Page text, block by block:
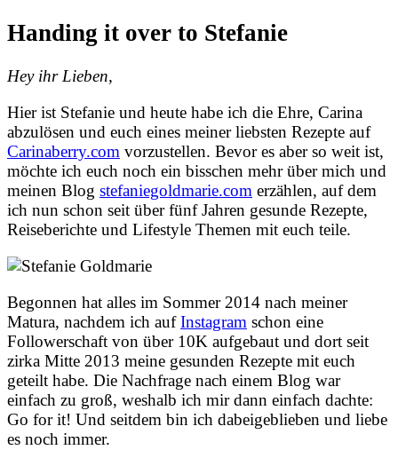
Handing it over to Stefanie
Hey ihr Lieben,
Hier ist Stefanie und heute habe ich die Ehre, Carina
abzulösen und euch eines meiner liebsten Rezepte auf
Carinaberry.com vorzustellen. Bevor es aber so weit ist,
möchte ich euch noch ein bisschen mehr über mich und
meinen Blog stefaniegoldmarie.com erzählen, auf dem
ich nun schon seit über fünf Jahren gesunde Rezepte,
Reiseberichte und Lifestyle Themen mit euch teile.
Begonnen hat alles im Sommer 2014 nach meiner
Matura, nachdem ich aufInstagram schon eine
Followerschaft von über 10K aufgebaut und dort seit
zirka Mitte 2013 meine gesunden Rezepte mit euch
geteilt habe. Die Nachfrage nach einem Blog war
einfach zu groß, weshalb ich mir dann einfach dachte:
Go for it! Und seitdem bin ich dabeigeblieben und liebe
es noch immer.